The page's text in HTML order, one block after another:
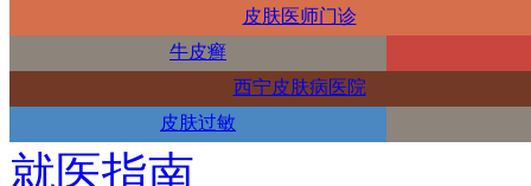
皮肤医师门诊
牛皮癣
西宁皮肤病医院
皮肤过敏
就医指南